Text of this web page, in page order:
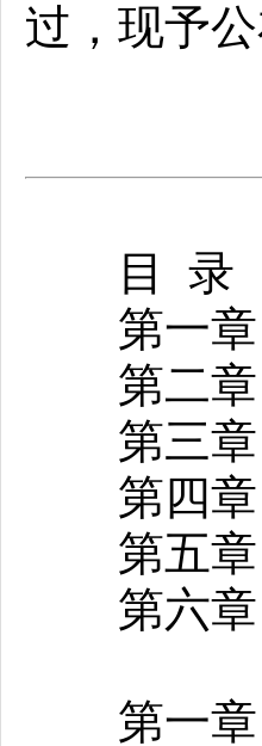
过，现予
目 录
第一章
第二章
第三章
第四章
第五章
第六章
第一章